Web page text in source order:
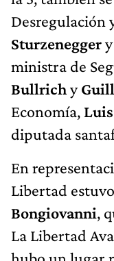
Desregulación
Sturzeneggery
ministra de
Bullrichy
Economía,
diputada
En
Libertad
Bongiovanni,
La Libertad